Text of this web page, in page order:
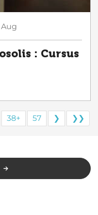
Aug
: Cursus
38+ 57 ❯ ❯❯